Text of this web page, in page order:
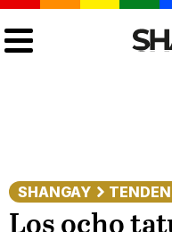
SHANGAY